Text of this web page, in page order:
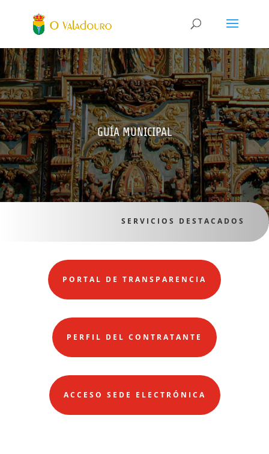
GUÍA MUNICIPAL
SERVICIOS DESTACADOS
PORTAL DE TRANSPARENCIA
PERFIL DEL CONTRATANTE
ACCESO SEDE ELECTRÓNICA